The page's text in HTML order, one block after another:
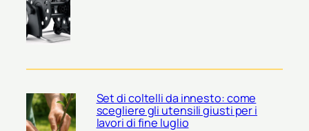
Set di coltelli da innesto: come
scegliere gli utensili giusti per i
lavori di fine luglio